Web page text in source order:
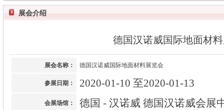
展会介绍
德国汉诺威国际地面材
展会名称： 德国汉诺威国际地面材料展览会
参展日期： 2020-01-10 至2020-01-13
会展场馆： 德国 - 汉诺威 德国汉诺威会展